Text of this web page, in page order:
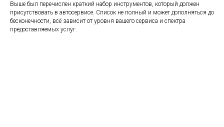
Выше был перечислен краткий набор инструментов, который должен
присутствовать в автосервисе. Список не полный и может дополняться до
бесконечности, всё зависит от уровня вашего сервиса и спектра
предоставляемых услуг.